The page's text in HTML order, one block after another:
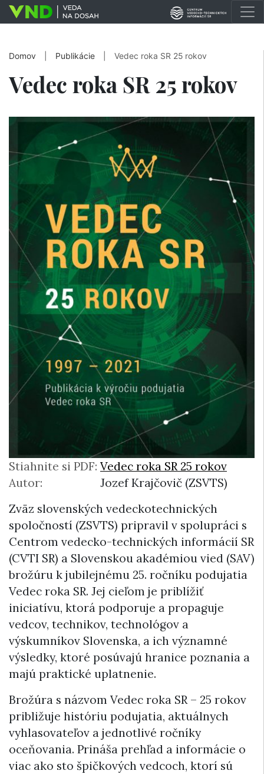
Domov Publikácie Vedec roka SR 25 rokov
Vedec roka SR 25 rokov
Stiahnite si PDF: Vedec roka SR 25 rokov
Autor:
Jozef Krajčovič (ZSVTS)
Zväz slovenských vedeckotechnických
spoločností (ZSVTS) pripravil v spolupráci s
Centrom vedecko-technických informácií SR
(CVTI SR) a Slovenskou akadémiou vied (SAV)
brožúru k jubilejnému 25. ročníku podujatia
Vedec roka SR. Jej cieľom je priblížiť
iniciatívu, ktorá podporuje a propaguje
vedcov, technikov, technológov a
výskumníkov Slovenska, a ich významné
výsledky, ktoré posúvajú hranice poznania a
majú praktické uplatnenie.
Brožúra s názvom Vedec roka SR – 25 rokov
približuje históriu podujatia, aktuálnych
vyhlasovateľov a jednotlivé ročníky
oceňovania. Prináša prehľad a informácie o
viac ako sto špičkových vedcoch, ktorí sú